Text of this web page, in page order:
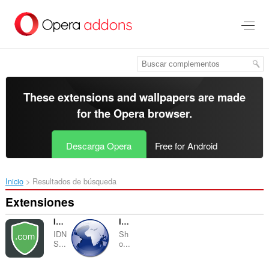
contenido
These extensions and wallpapers are made
for theOpera browser.
Descarga Opera Free for Android
Inicio Resultados de búsqueda
Extensiones
IDN Safe
IDN
S...
IP Address & Geolocation
Sh
o...